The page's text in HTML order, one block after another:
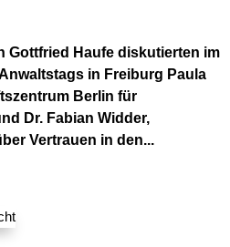
Gottfried Haufe diskutierten im
in Freiburg Paula
Berlin für
Dr. Fabian Widder,
Vertrauen in den...